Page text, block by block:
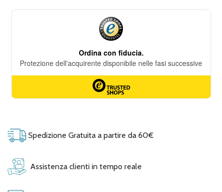
Spedizione Gratuita a partire da 60€
Assistenza clienti in tempo reale